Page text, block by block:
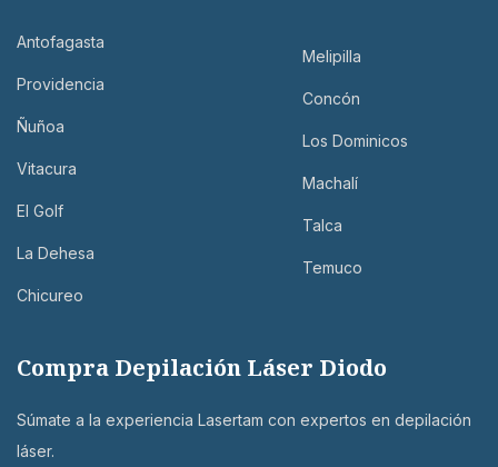
Antofagasta
Providencia
Ñuñoa
Vitacura
El Golf
La Dehesa
Chicureo
Melipilla
Concón
Los Dominicos
Machalí
Talca
Temuco
Compra Depilación Láser Diodo
Súmate a la experiencia Lasertam con expertos en depilación
láser.